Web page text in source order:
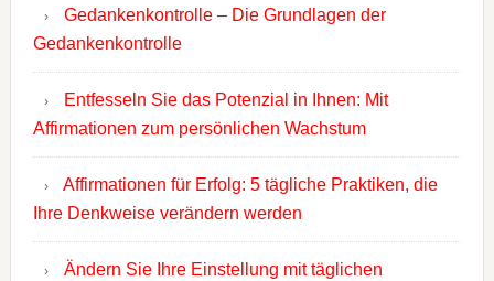
Gedankenkontrolle – Die Grundlagen der
Gedankenkontrolle
Entfesseln Sie das Potenzial in Ihnen: Mit
Affirmationen zum persönlichen Wachstum
Affirmationen für Erfolg: 5 tägliche Praktiken, die
Ihre Denkweise verändern werden
Ändern Sie Ihre Einstellung mit täglichen